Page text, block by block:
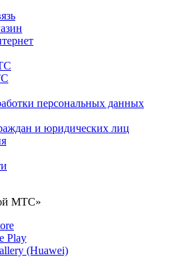
персональных данных
и юридических лиц
МТС»